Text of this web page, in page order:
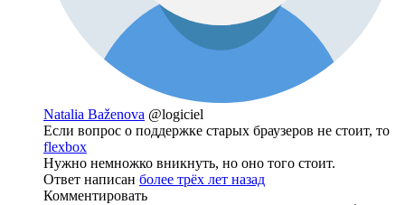
Natalia Baženova @logiciel
Если вопрос о поддержке старых браузеров не стоит, то
flexbox
Нужно немножко вникнуть, но оно того стоит.
Ответ написан более трёх лет назад
Комментировать